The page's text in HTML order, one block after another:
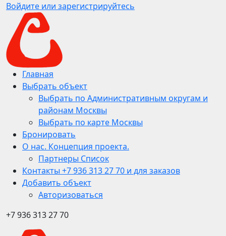
Войдите или зарегистрируйтесь
Главная
Выбрать объект
Выбрать по Административным округам и
районам Москвы
Выбрать по карте Москвы
Бронировать
О нас. Концепция проекта.
Партнеры Список
Контакты +7 936 313 27 70 и для заказов
Добавить объект
Авторизоваться
+7 936 313 27 70